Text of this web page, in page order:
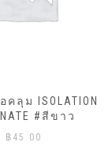
คลุม ISOLATION
#สีขาว
฿ 45.00